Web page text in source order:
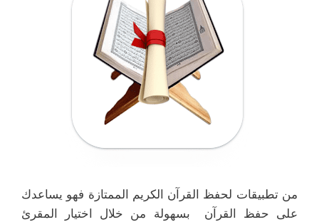
من تطبيقات لحفظ القرآن الكريم الممتازة فهو يساعدك
على حفظ القرآن بسهولة من خلال اختيار المقرئ